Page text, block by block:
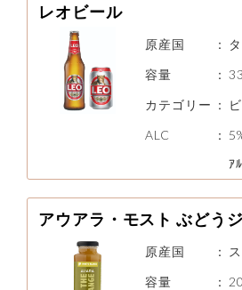
レオビール
原産国 ：
容量
：
カテゴリー ：
ALC
：
ｱ
アウアラ・モスト ぶどう
原産国 ：
容量
：